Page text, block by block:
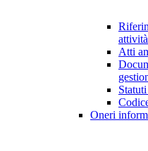
attività
Atti
Oneri